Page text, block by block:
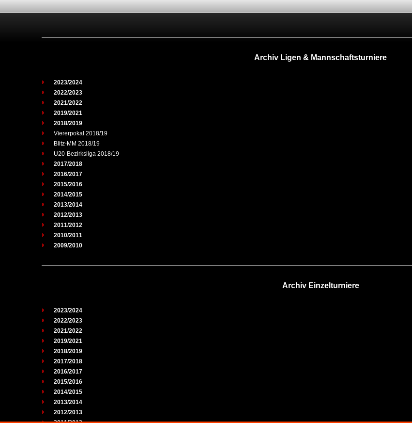
Archiv Ligen & Mannschaftsturniere
2023/2024
2022/2023
2021/2022
2019/2021
2018/2019
Viererpokal 2018/19
Blitz-MM 2018/19
U20-Bezirksliga 2018/19
2017/2018
2016/2017
2015/2016
2014/2015
2013/2014
2012/2013
2011/2012
2010/2011
2009/2010
Archiv Einzelturniere
2023/2024
2022/2023
2021/2022
2019/2021
2018/2019
2017/2018
2016/2017
2015/2016
2014/2015
2013/2014
2012/2013